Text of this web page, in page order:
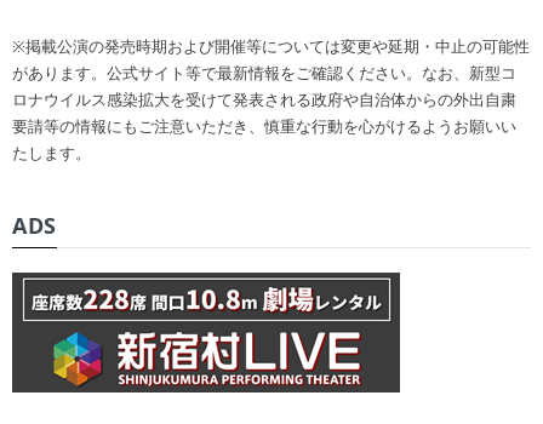
※掲載公演の発売時期および開催等については変更や延期・中止の可能性
があります。公式サイト等で最新情報をご確認ください。なお、新型コ
ロナウイルス感染拡大を受けて発表される政府や自治体からの外出自粛
要請等の情報にもご注意いただき、慎重な行動を心がけるようお願いい
たします。
ADS